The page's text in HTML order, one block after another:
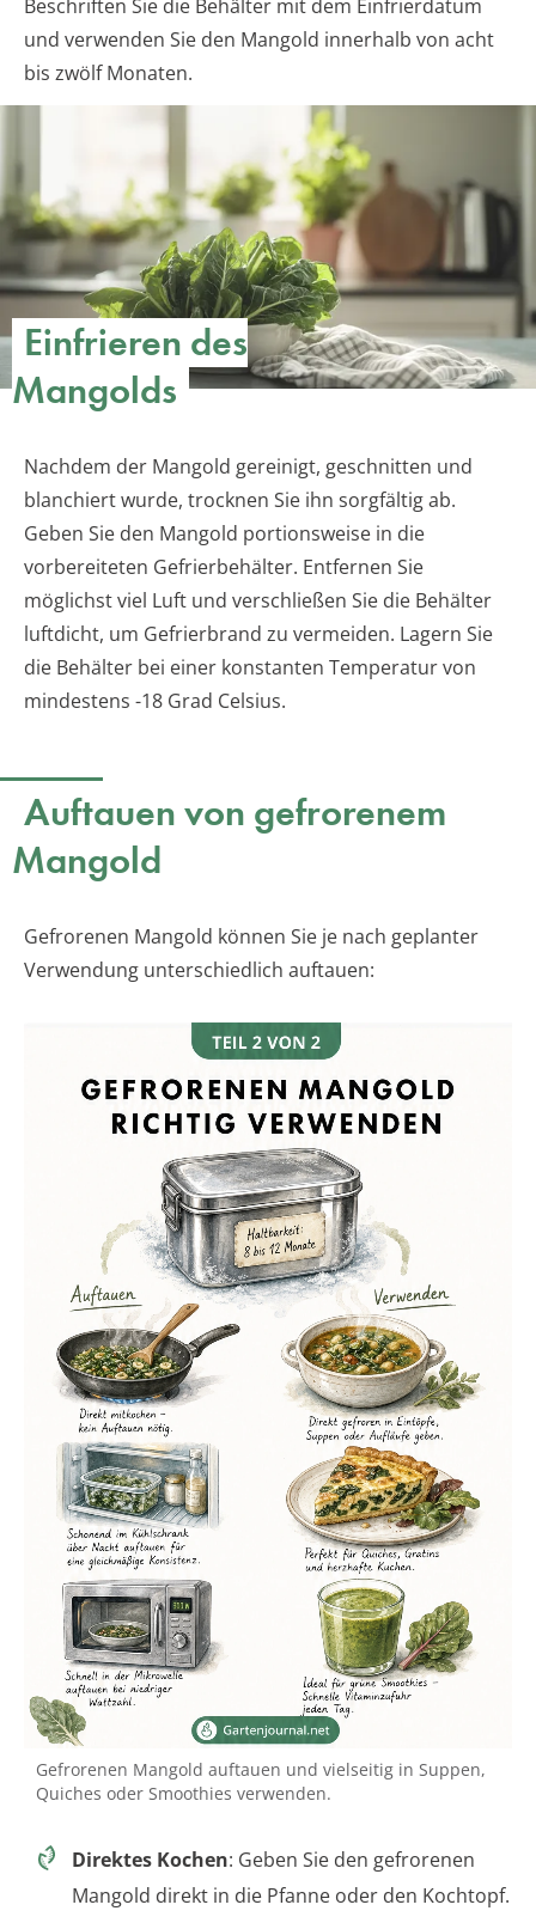
Beschriften Sie die Behälter mit dem Einfrierdatum
und verwenden Sie den Mangold innerhalb von acht
bis zwölf Monaten.
Einfrieren des
Mangolds
Nachdem der Mangold gereinigt, geschnitten und
blanchiert wurde, trocknen Sie ihn sorgfältig ab.
Geben Sie den Mangold portionsweise in die
vorbereiteten Gefrierbehälter. Entfernen Sie
möglichst viel Luft und verschließen Sie die Behälter
luftdicht, um Gefrierbrand zu vermeiden. Lagern Sie
die Behälter bei einer konstanten Temperatur von
mindestens -18 Grad Celsius.
Auftauen von gefrorenem
Mangold
Gefrorenen Mangold können Sie je nach geplanter
Verwendung unterschiedlich auftauen:
Gefrorenen Mangold auftauen und vielseitig in Suppen,
Quiches oder Smoothies verwenden.
Direktes Kochen: Geben Sie den gefrorenen
Mangold direkt in die Pfanne oder den Kochtopf.